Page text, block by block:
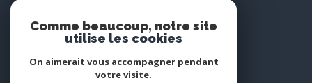
Cookies
© 2026 | Tous droits réservés
Comme beaucoup, notre site
utilise les cookies
On aimerait vous accompagner pendant
votre visite.